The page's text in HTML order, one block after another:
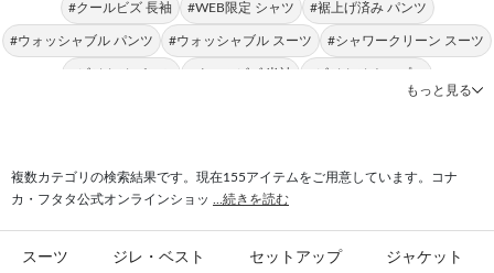
#クールビズ 長袖 #WEB限定 シャツ #裾上げ済み パンツ
#ウォッシャブル パンツ #ウォッシャブル スーツ #シャワークリーン スーツ
#ビジカジ パンツ #クールビズ 半袖 #ビジカジ トップス
#スーツ フォーマル
もっと見る
複数カテゴリの検索結果です。現在155アイテムをご用意しています。コナ
カ・フタタ公式オンラインショッ
...続きを読む
スーツ ジレ・ベスト セットアップ ジャケット